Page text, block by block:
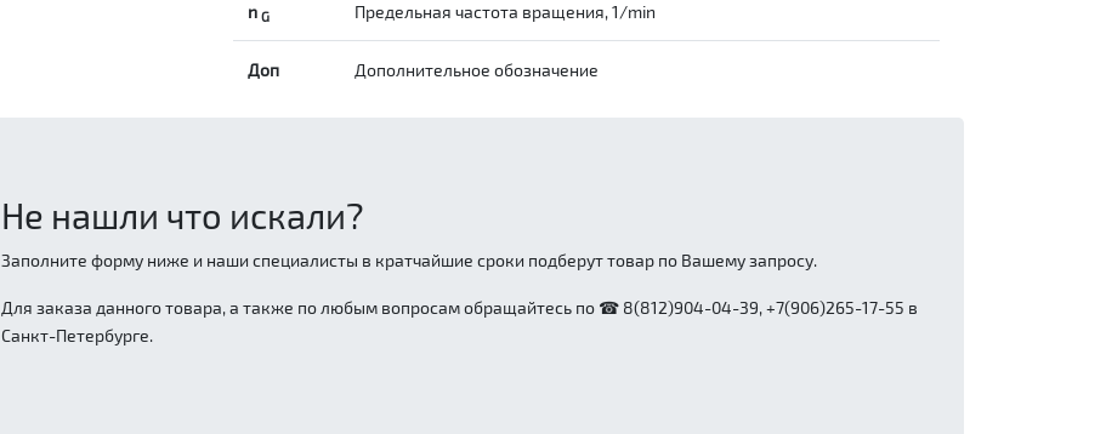
nG Предельная частота вращения, 1/min
Доп Дополнительное обозначение
Не нашли что искали?
Заполните форму ниже и наши специалисты в кратчайшие сроки подберут товар по Вашему запросу.
Для заказа данного товара, а также по любым вопросам обращайтесь по ☎ 8(812)904-04-39, +7(906)265-17-55 в
Санкт-Петербурге.